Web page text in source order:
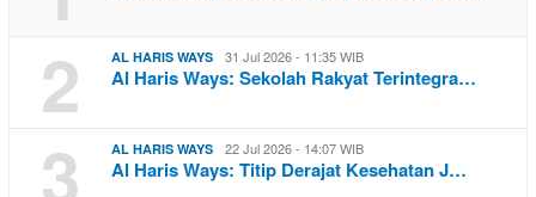
2 AL HARIS WAYS 31 Jul 2026 - 11:35 WIB
Al Haris Ways: Sekolah Rakyat Terintegra…
3 AL HARIS WAYS 22 Jul 2026 - 14:07 WIB
Al Haris Ways: Titip Derajat Kesehatan J…